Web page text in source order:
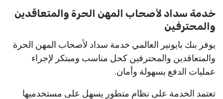
خدمة سداد لأصحاب المهن الحرة والمتعاقدين
والمحترفين
يوفر بنك بايونير العالمي خدمة سداد لأصحاب المهن الحرة
والمتعاقدين والمحترفين كحل مناسب ومبتكر لإجراء
عمليات الدفع بسهولة وأمان.
تعتمد الخدمة على نظام متطور يسهل على مستخدميها